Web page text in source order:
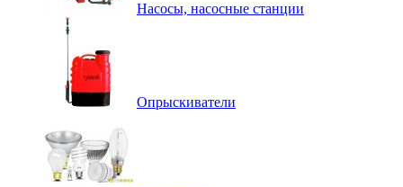
Насосы, насосные станции
Опрыскиватели